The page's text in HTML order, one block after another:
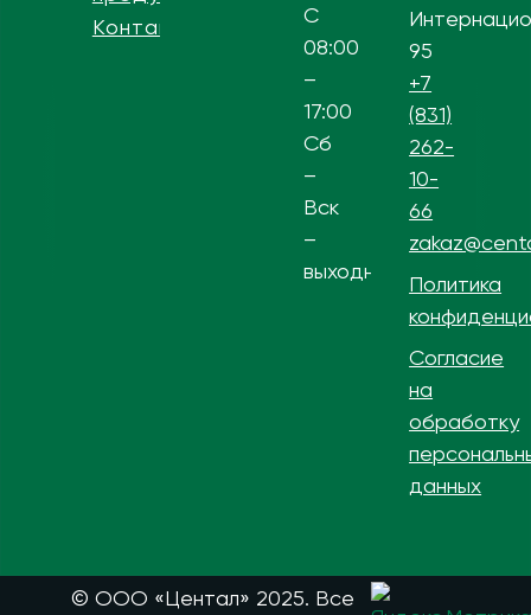
Контакты
С
08:00
–
17:00
Сб
–
Вск
–
выходной
95
+7
(831)
262-
10-
66
Политика
Согласие
на
обработку
данных
© ООО «Центал» 2025. Все